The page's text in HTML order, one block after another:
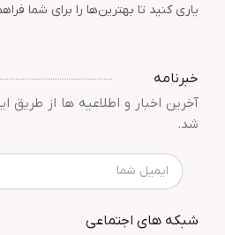
یاری کنید تا بهترین‌ها را برای شما
خبرنامه
آخرین اخبار و اطلاعیه ها از طریق
شد.
شبکه های اجتماعی